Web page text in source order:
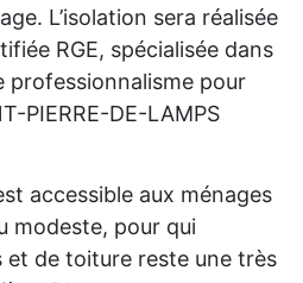
L’isolation sera réalisée
RGE, spécialisée dans
professionnalisme pour
PIERRE-DE-LAMPS
accessible aux ménages
modeste, pour qui
et de toiture reste une très